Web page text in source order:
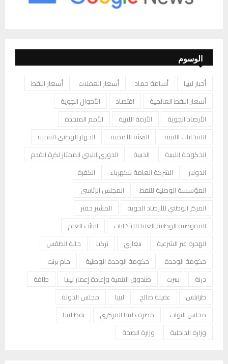
الوسوم
أخبار ليبيا أسامة حماد أسعار العملات
أسعار النفط
أسعار النفط العالمية
اقتصاد
الأحوال الجوية
الأرصاد الجوية
الأزمة الليبية
الأمم المتحدة
الانتخابات الليبية
البعثة الأممية
الجهاز الوطني للتنمية
الحكومة الليبية
الدبيبة
الدوري الليبي الممتاز لكرة القدم
الدولار
الشركة العامة للكهرباء
الكفرة
المؤسسة الوطنية للنفط
المجلس الرئاسي
المركز الوطني للأرصاد الجوية
المشير حفتر
المفوضية الوطنية العليا للانتخابات
النائب العام
الهجرة غير الشرعية
بنغازي تركيا
حالة الطقس
حكومة الوحدة
حكومة الوحدة الوطنية
خام برنت
درنة
سرت صندوق التنمية وإعادة إعمار ليبيا
طاقة
طرابلس
عقيلة صالح ليبيا
مجلس الدولة
مجلس النواب
مصرف ليبيا المركزي
نفط ليبيا
وزارة الداخلية
وزارة الصحة